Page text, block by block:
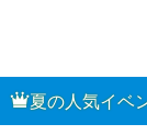
夏の人気イベ